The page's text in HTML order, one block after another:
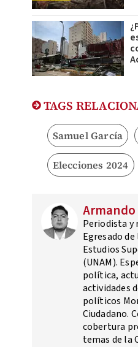
TAGS
Samuel García
Elecciones 2024
Periodista y
Egresado
Estudios
(UNAM).
política,
actividades
políticos
Ciudadano.
cobertura
temas de la